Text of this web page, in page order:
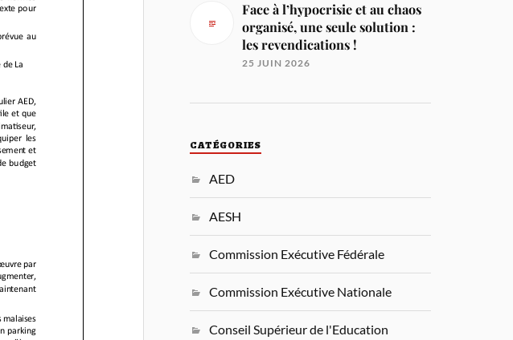
Face à l’hypocrisie et au chaos
organisé, une seule solution :
les revendications !
25 JUIN 2026
CATÉGORIES
AED
AESH
Commission Exécutive Fédérale
Commission Exécutive Nationale
Conseil Supérieur de l'Education